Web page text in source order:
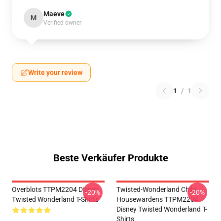
M Maeve
Verified owner
Write your review
1 / 1
Beste Verkäufer Produkte
Overblots TTPM2204 Disney
Twisted Wonderland T-Shirts
-20%
Twisted-Wonderland Chibi
Housewardens TTPM2204
Disney Twisted Wonderland T-
Shirts
-20%